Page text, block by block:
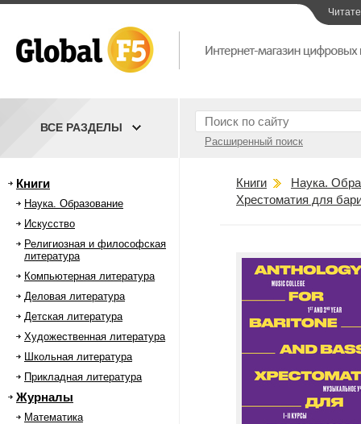
Расширенный поиск
ВСЕ РАЗДЕЛЫ
Книги
Наука. Образование
Искусство
Религиозная и философская
литература
Компьютерная литература
Деловая литература
Детская литература
Художественная литература
Школьная литература
Прикладная литература
Журналы
Математика
Книги
Наука.
Хрестоматия для